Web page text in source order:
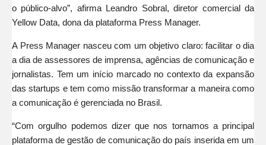
o público-alvo”, afirma Leandro Sobral, diretor comercial da
Yellow Data, dona da plataforma Press Manager.
A Press Manager nasceu com um objetivo claro: facilitar o dia
a dia de assessores de imprensa, agências de comunicação e
jornalistas. Tem um início marcado no contexto da expansão
das startups e tem como missão transformar a maneira como
a comunicação é gerenciada no Brasil.
“Com orgulho podemos dizer que nos tornamos a principal
plataforma de gestão de comunicação do país inserida em um